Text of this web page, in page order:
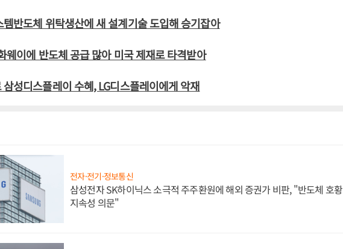
반도체 위탁생산에 새 설계기술 도입해 승기잡아
이에 반도체 공급 많아 미국 제재로 타격받아
성디스플레이 수혜, LG디스플레이에게 악재
전자·전기·정보통신
삼성전자 SK하이닉스 소극적 주주환원에 해외 증권가 비판, "반도체 호황
지속성 의문"